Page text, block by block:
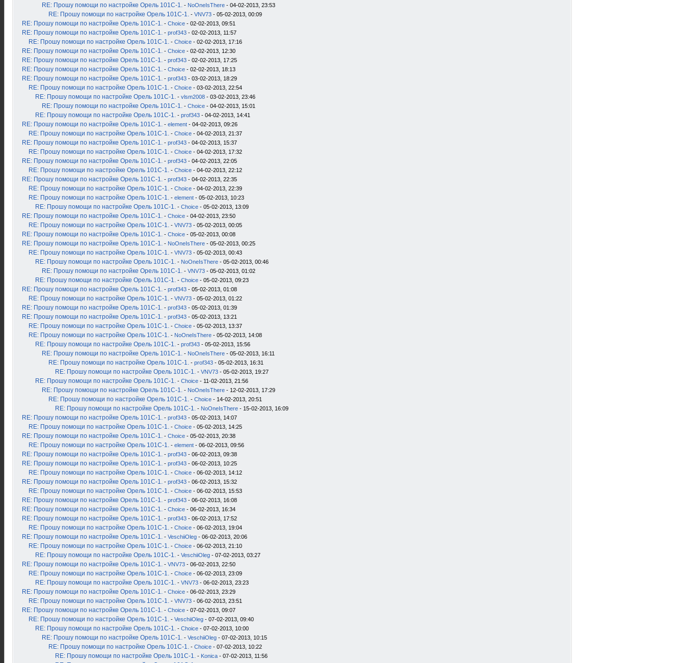
RE: Прошу помощи по настройке Орель 101С-1. - NoOneIsThere - 04-02-2013, 23:53
RE: Прошу помощи по настройке Орель 101С-1. - VNV73 - 05-02-2013, 00:09
RE: Прошу помощи по настройке Орель 101С-1. - Choice - 02-02-2013, 09:51
RE: Прошу помощи по настройке Орель 101С-1. - prof343 - 02-02-2013, 11:57
RE: Прошу помощи по настройке Орель 101С-1. - Choice - 02-02-2013, 17:16
RE: Прошу помощи по настройке Орель 101С-1. - Choice - 02-02-2013, 12:30
RE: Прошу помощи по настройке Орель 101С-1. - prof343 - 02-02-2013, 17:25
RE: Прошу помощи по настройке Орель 101С-1. - Choice - 02-02-2013, 18:13
RE: Прошу помощи по настройке Орель 101С-1. - prof343 - 03-02-2013, 18:29
RE: Прошу помощи по настройке Орель 101С-1. - Choice - 03-02-2013, 22:54
RE: Прошу помощи по настройке Орель 101С-1. - vlsm2008 - 03-02-2013, 23:46
RE: Прошу помощи по настройке Орель 101С-1. - Choice - 04-02-2013, 15:01
RE: Прошу помощи по настройке Орель 101С-1. - prof343 - 04-02-2013, 14:41
RE: Прошу помощи по настройке Орель 101С-1. - element - 04-02-2013, 09:26
RE: Прошу помощи по настройке Орель 101С-1. - Choice - 04-02-2013, 21:37
RE: Прошу помощи по настройке Орель 101С-1. - prof343 - 04-02-2013, 15:37
RE: Прошу помощи по настройке Орель 101С-1. - Choice - 04-02-2013, 17:32
RE: Прошу помощи по настройке Орель 101С-1. - prof343 - 04-02-2013, 22:05
RE: Прошу помощи по настройке Орель 101С-1. - Choice - 04-02-2013, 22:12
RE: Прошу помощи по настройке Орель 101С-1. - prof343 - 04-02-2013, 22:35
RE: Прошу помощи по настройке Орель 101С-1. - Choice - 04-02-2013, 22:39
RE: Прошу помощи по настройке Орель 101С-1. - element - 05-02-2013, 10:23
RE: Прошу помощи по настройке Орель 101С-1. - Choice - 05-02-2013, 13:09
RE: Прошу помощи по настройке Орель 101С-1. - Choice - 04-02-2013, 23:50
RE: Прошу помощи по настройке Орель 101С-1. - VNV73 - 05-02-2013, 00:05
RE: Прошу помощи по настройке Орель 101С-1. - Choice - 05-02-2013, 00:08
RE: Прошу помощи по настройке Орель 101С-1. - NoOneIsThere - 05-02-2013, 00:25
RE: Прошу помощи по настройке Орель 101С-1. - VNV73 - 05-02-2013, 00:43
RE: Прошу помощи по настройке Орель 101С-1. - NoOneIsThere - 05-02-2013, 00:46
RE: Прошу помощи по настройке Орель 101С-1. - VNV73 - 05-02-2013, 01:02
RE: Прошу помощи по настройке Орель 101С-1. - Choice - 05-02-2013, 09:23
RE: Прошу помощи по настройке Орель 101С-1. - prof343 - 05-02-2013, 01:08
RE: Прошу помощи по настройке Орель 101С-1. - VNV73 - 05-02-2013, 01:22
RE: Прошу помощи по настройке Орель 101С-1. - prof343 - 05-02-2013, 01:39
RE: Прошу помощи по настройке Орель 101С-1. - prof343 - 05-02-2013, 13:21
RE: Прошу помощи по настройке Орель 101С-1. - Choice - 05-02-2013, 13:37
RE: Прошу помощи по настройке Орель 101С-1. - NoOneIsThere - 05-02-2013, 14:08
RE: Прошу помощи по настройке Орель 101С-1. - prof343 - 05-02-2013, 15:56
RE: Прошу помощи по настройке Орель 101С-1. - NoOneIsThere - 05-02-2013, 16:11
RE: Прошу помощи по настройке Орель 101С-1. - prof343 - 05-02-2013, 16:31
RE: Прошу помощи по настройке Орель 101С-1. - VNV73 - 05-02-2013, 19:27
RE: Прошу помощи по настройке Орель 101С-1. - Choice - 11-02-2013, 21:56
RE: Прошу помощи по настройке Орель 101С-1. - NoOneIsThere - 12-02-2013, 17:29
RE: Прошу помощи по настройке Орель 101С-1. - Choice - 14-02-2013, 20:51
RE: Прошу помощи по настройке Орель 101С-1. - NoOneIsThere - 15-02-2013, 16:09
RE: Прошу помощи по настройке Орель 101С-1. - prof343 - 05-02-2013, 14:07
RE: Прошу помощи по настройке Орель 101С-1. - Choice - 05-02-2013, 14:25
RE: Прошу помощи по настройке Орель 101С-1. - Choice - 05-02-2013, 20:38
RE: Прошу помощи по настройке Орель 101С-1. - element - 06-02-2013, 09:56
RE: Прошу помощи по настройке Орель 101С-1. - prof343 - 06-02-2013, 09:38
RE: Прошу помощи по настройке Орель 101С-1. - prof343 - 06-02-2013, 10:25
RE: Прошу помощи по настройке Орель 101С-1. - Choice - 06-02-2013, 14:12
RE: Прошу помощи по настройке Орель 101С-1. - prof343 - 06-02-2013, 15:32
RE: Прошу помощи по настройке Орель 101С-1. - Choice - 06-02-2013, 15:53
RE: Прошу помощи по настройке Орель 101С-1. - prof343 - 06-02-2013, 16:08
RE: Прошу помощи по настройке Орель 101С-1. - Choice - 06-02-2013, 16:34
RE: Прошу помощи по настройке Орель 101С-1. - prof343 - 06-02-2013, 17:52
RE: Прошу помощи по настройке Орель 101С-1. - Choice - 06-02-2013, 19:04
RE: Прошу помощи по настройке Орель 101С-1. - VeschiiOleg - 06-02-2013, 20:06
RE: Прошу помощи по настройке Орель 101С-1. - Choice - 06-02-2013, 21:10
RE: Прошу помощи по настройке Орель 101С-1. - VeschiiOleg - 07-02-2013, 03:27
RE: Прошу помощи по настройке Орель 101С-1. - VNV73 - 06-02-2013, 22:50
RE: Прошу помощи по настройке Орель 101С-1. - Choice - 06-02-2013, 23:09
RE: Прошу помощи по настройке Орель 101С-1. - VNV73 - 06-02-2013, 23:23
RE: Прошу помощи по настройке Орель 101С-1. - Choice - 06-02-2013, 23:29
RE: Прошу помощи по настройке Орель 101С-1. - VNV73 - 06-02-2013, 23:51
RE: Прошу помощи по настройке Орель 101С-1. - Choice - 07-02-2013, 09:07
RE: Прошу помощи по настройке Орель 101С-1. - VeschiiOleg - 07-02-2013, 09:40
RE: Прошу помощи по настройке Орель 101С-1. - Choice - 07-02-2013, 10:00
RE: Прошу помощи по настройке Орель 101С-1. - VeschiiOleg - 07-02-2013, 10:15
RE: Прошу помощи по настройке Орель 101С-1. - Choice - 07-02-2013, 10:22
RE: Прошу помощи по настройке Орель 101С-1. - Konica - 07-02-2013, 11:56